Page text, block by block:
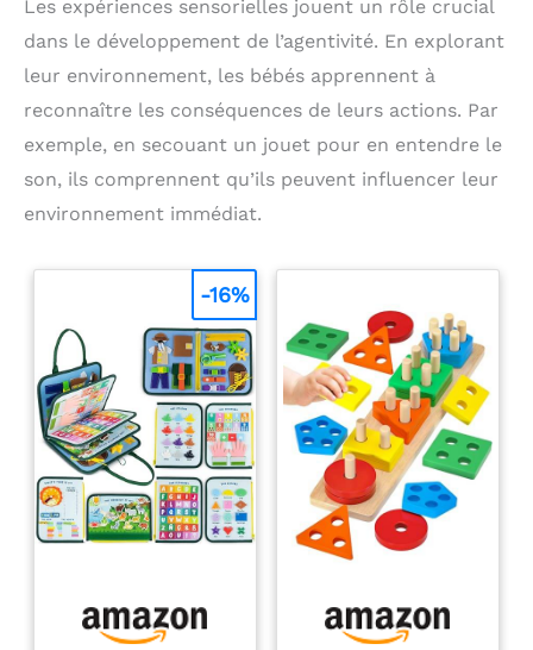
Les expériences sensorielles jouent un rôle crucial
dans le développement de l’agentivité. En explorant
leur environnement, les bébés apprennent à
reconnaître les conséquences de leurs actions. Par
exemple, en secouant un jouet pour en entendre le
son, ils comprennent qu’ils peuvent influencer leur
environnement immédiat.
-16%